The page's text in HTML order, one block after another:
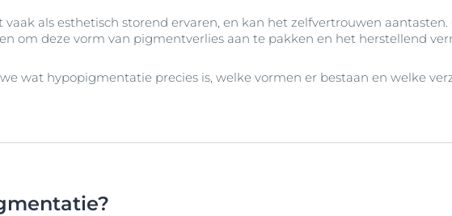
tegen de zon
als esthetisch storend ervaren, en kan het zelfvertrouwen aantasten.
om deze vorm van pigmentverlies aan te pakken en het herstellend
wat hypopigmentatie precies is, welke vormen er bestaan en welke